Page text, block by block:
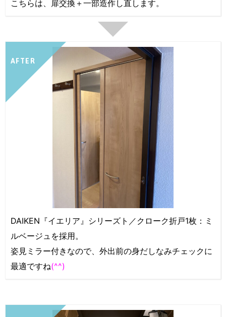
こちらは、扉交換＋一部造作し直します。
AFTER
DAIKEN『イエリア』シリーズト／クローク折戸1枚：ミ
ルベージュを採用。
姿見ミラー付きなので、外出前の身だしなみチェックに
最適ですね(^^)